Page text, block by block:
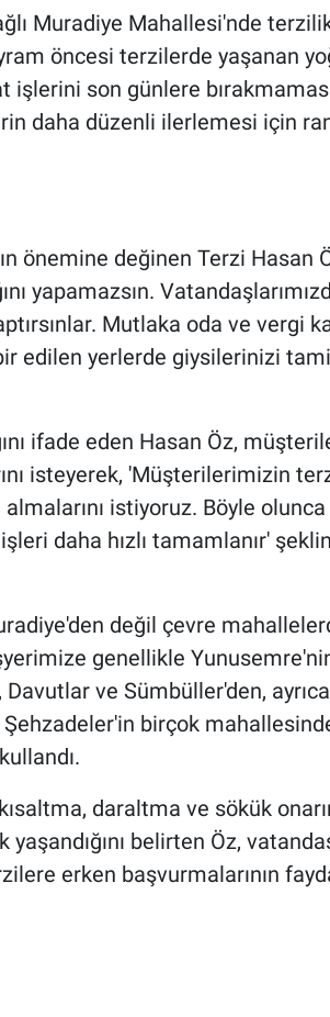
Muradiye Mahallesi'nde
öncesi terzilerde yaşanan
son günlere
daha düzenli ilerlemesi için
önemine değinen Terzi Hasan
yapamazsın.
Mutlaka oda ve vergi
edilen yerlerde giysilerinizi
ifade eden Hasan Öz,
isteyerek, 'Müşterilerimizin
istiyoruz. Böyle olunca
daha hızlı tamamlanır'
değil çevre
genellikle
Davutlar ve Sümbüller'den,
birçok
daraltma ve sökük
belirten Öz,
erken başvurmalarının